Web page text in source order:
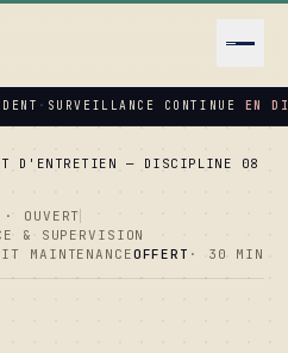
· SURVEILLANCE CONTINUE EN
D'ENTRETIEN — DISCIPLINE 08
OUVERT
& SUPERVISION
MAINTENANCEOFFERT · 30 MIN